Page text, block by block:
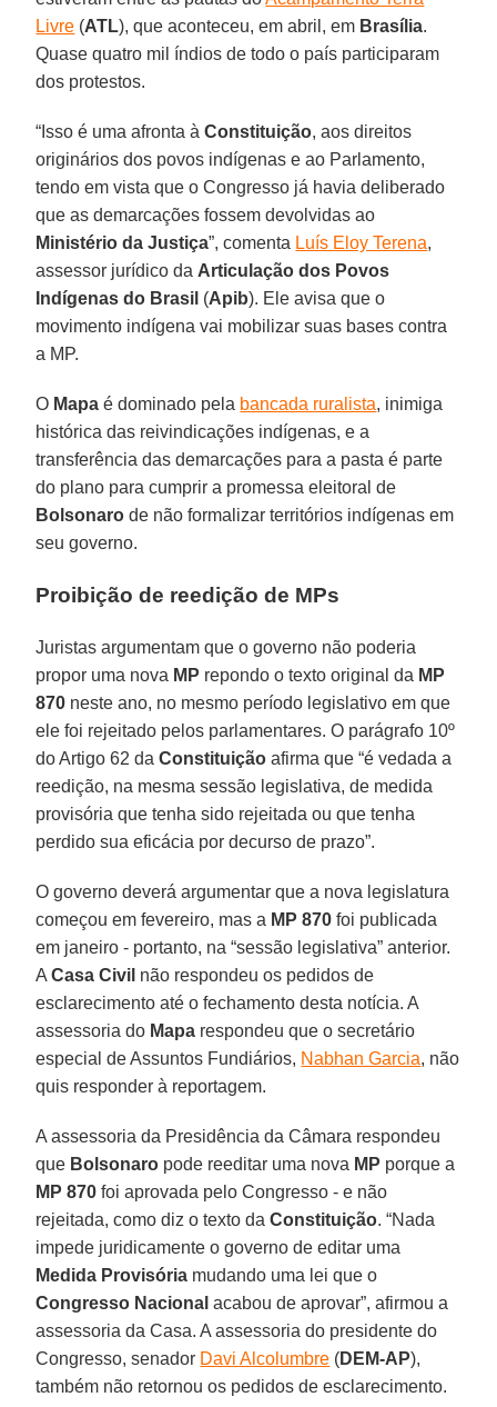
Livre (ATL), que aconteceu, em abril, em Brasília.
Quase quatro mil índios de todo o país participaram
dos protestos.
“Isso é uma afronta àConstituição, aos direitos
originários dos povos indígenas e ao Parlamento,
tendo em vista que o Congresso já havia deliberado
que as demarcações fossem devolvidas ao
Ministério da Justiça”, comenta Luís Eloy Terena,
assessor jurídico da Articulação dos Povos
Indígenas do Brasil (Apib). Ele avisa que o
movimento indígena vai mobilizar suas bases contra
a MP.
O Mapa é dominado pela bancada ruralista, inimiga
histórica das reivindicações indígenas, e a
transferência das demarcações para a pasta é parte
do plano para cumprir a promessa eleitoral de
Bolsonaro de não formalizar territórios indígenas em
seu governo.
Proibição de reedição de MPs
Juristas argumentam que o governo não poderia
propor uma nova MP repondo o texto original da MP
870 neste ano, no mesmo período legislativo em que
ele foi rejeitado pelos parlamentares. O parágrafo 10º
do Artigo 62 daConstituição afirma que “é vedada a
reedição, na mesma sessão legislativa, de medida
provisória que tenha sido rejeitada ou que tenha
perdido sua eficácia por decurso de prazo”.
O governo deverá argumentar que a nova legislatura
começou em fevereiro, mas a MP 870 foi publicada
em janeiro - portanto, na “sessão legislativa” anterior.
ACasa Civil não respondeu os pedidos de
esclarecimento até o fechamento desta notícia. A
assessoria do Mapa respondeu que o secretário
especial de Assuntos Fundiários, Nabhan Garcia, não
quis responder à reportagem.
A assessoria da Presidência da Câmara respondeu
que Bolsonaro pode reeditar uma nova MP porque a
MP 870 foi aprovada pelo Congresso - e não
rejeitada, como diz o texto daConstituição. “Nada
impede juridicamente o governo de editar uma
Medida Provisória mudando uma lei que o
Congresso Nacional acabou de aprovar”, afirmou a
assessoria da Casa. A assessoria do presidente do
Congresso, senador Davi Alcolumbre (DEM-AP),
também não retornou os pedidos de esclarecimento.